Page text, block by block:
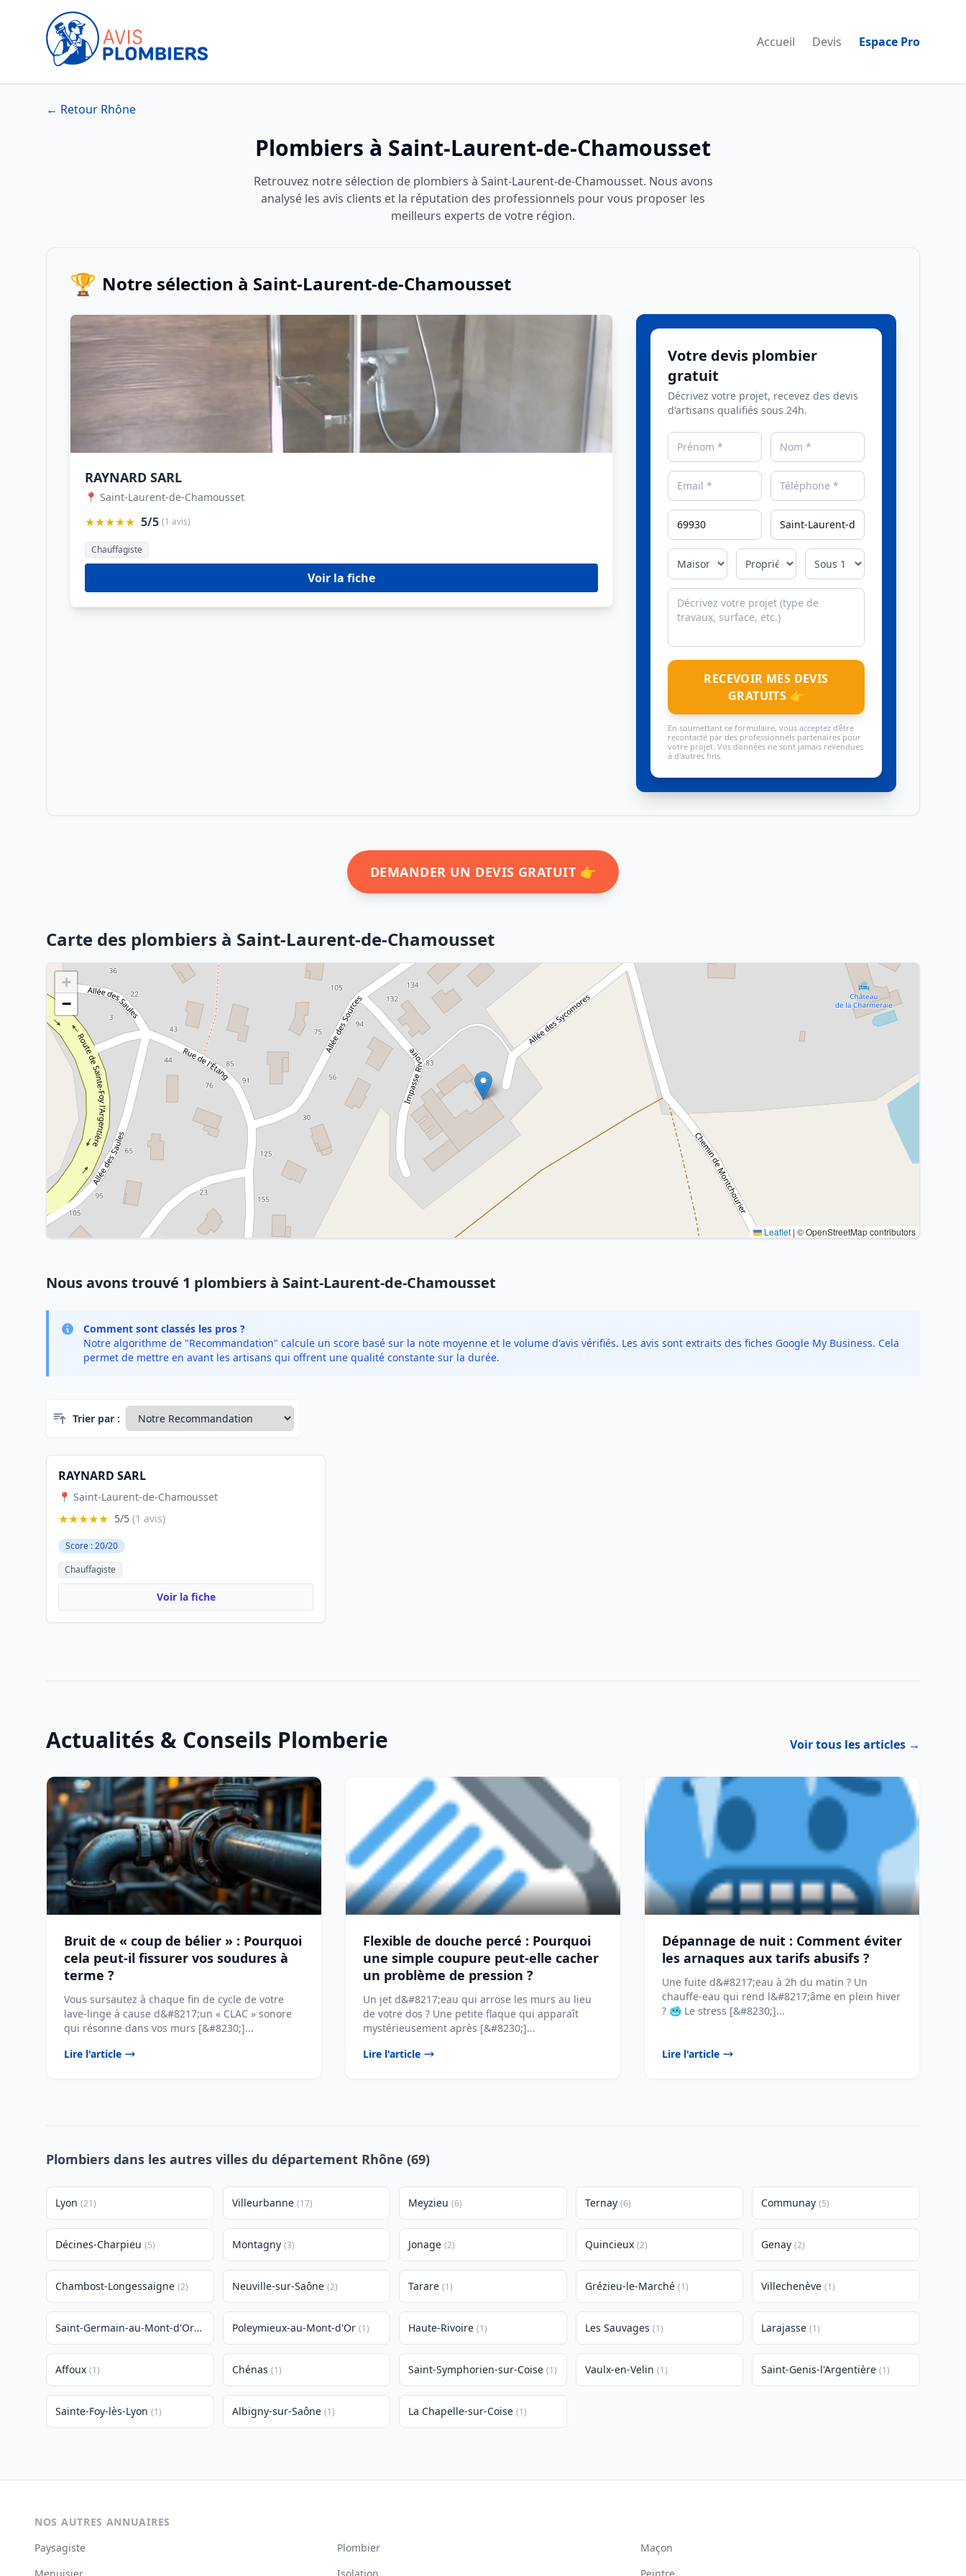
Accueil Devis Espace Pro
← Retour Rhône
Plombiers à Saint-Laurent-de-Chamousset
Retrouvez notre sélection de plombiers à Saint-Laurent-de-Chamousset. Nous avons
analysé les avis clients et la réputation des professionnels pour vous proposer les
meilleurs experts de votre région.
🏆 Notre sélection à Saint-Laurent-de-Chamousset
RAYNARD SARL
📍 Saint-Laurent-de-Chamousset
★★★★★ 5/5 (1 avis)
Chauffagiste
Voir la fiche
Votre devis plombier
gratuit
Décrivez votre projet, recevez des devis
d'artisans qualifiés sous 24h.
RECEVOIR MES DEVIS
GRATUITS 👉
En soumettant ce formulaire, vous acceptez d'être
recontacté par des professionnels partenaires pour
votre projet. Vos données ne sont jamais revendues
à d'autres fins.
DEMANDER UN DEVIS GRATUIT 👉
Carte des plombiers à Saint-Laurent-de-Chamousset
+
−
Leaflet | © OpenStreetMap contributors
Nous avons trouvé 1 plombiers à Saint-Laurent-de-Chamousset
Comment sont classés les pros ?
Notre algorithme de "Recommandation" calcule un score basé sur la note moyenne et le volume d'avis vérifiés. Les avis sont extraits des fiches Google My Business. Cela
permet de mettre en avant les artisans qui offrent une qualité constante sur la durée.
Trier par :
RAYNARD SARL
📍 Saint-Laurent-de-Chamousset
★★★★★ 5/5 (1 avis)
Score : 20/20
Chauffagiste
Voir la fiche
Actualités & Conseils Plomberie Voir tous les articles →
Bruit de « coup de bélier » : Pourquoi
cela peut-il fissurer vos soudures à
terme ?
Vous sursautez à chaque fin de cycle de votre
lave-linge à cause d&#8217;un « CLAC » sonore
qui résonne dans vos murs [&#8230;]...
Lire l'article
Flexible de douche percé : Pourquoi
une simple coupure peut-elle cacher
un problème de pression ?
Un jet d&#8217;eau qui arrose les murs au lieu
de votre dos ? Une petite flaque qui apparaît
mystérieusement après [&#8230;]...
Lire l'article
Dépannage de nuit : Comment éviter
les arnaques aux tarifs abusifs ?
Une fuite d&#8217;eau à 2h du matin ? Un
chauffe-eau qui rend l&#8217;âme en plein hiver
? 🥶 Le stress [&#8230;]...
Lire l'article
Plombiers dans les autres villes du département Rhône (69)
Lyon (21) Villeurbanne (17) Meyzieu (6) Ternay (6) Communay (5)
Décines-Charpieu (5) Montagny (3) Jonage (2) Quincieux (2) Genay (2)
Chambost-Longessaigne (2) Neuville-sur-Saône (2) Tarare (1) Grézieu-le-Marché (1) Villechenève (1)
Saint-Germain-au-Mont-d'Or
(1) Poleymieux-au-Mont-d'Or (1) Haute-Rivoire (1) Les Sauvages (1) Larajasse (1)
Affoux (1) Chénas (1) Saint-Symphorien-sur-Coise (1) Vaulx-en-Velin (1) Saint-Genis-l'Argentière (1)
Sainte-Foy-lès-Lyon (1) Albigny-sur-Saône (1) La Chapelle-sur-Coise (1)
NOS AUTRES ANNUAIRES
Paysagiste
Plombier
Maçon